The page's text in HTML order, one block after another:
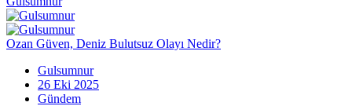
Ozan Güven, Deniz Bulutsuz Olayı Nedir?
Gulsumnur
26 Eki 2025
Gündem